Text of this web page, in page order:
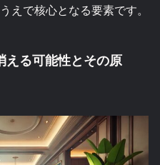
えで核心となる要素です。
える可能性とその原